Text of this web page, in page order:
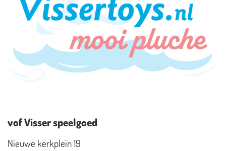
vof Visser speelgoed
Nieuwe kerkplein 19